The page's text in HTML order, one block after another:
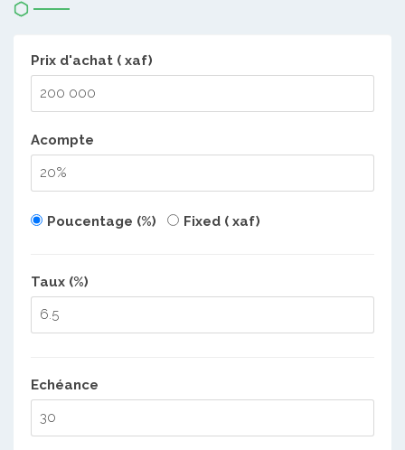
Prix d'achat ( xaf)
Acompte
Poucentage (%) Fixed ( xaf)
Taux (%)
Echéance